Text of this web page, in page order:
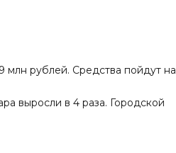
млн рублей. Средства пойдут на
выросли в 4 раза. Городской